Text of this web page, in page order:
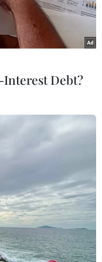
tảng và quốc gia có
báo cáo ngày
thành mục tiêu
nền tảng các
lăng mạ, quấy
Debt?